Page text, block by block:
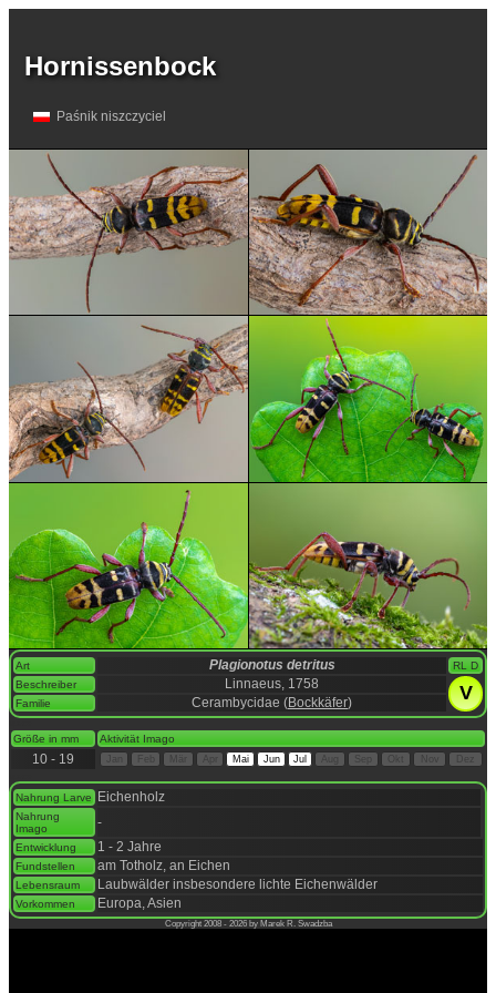
Hornissenbock
Paśnik niszczyciel
Art Plagionotus detritus
RL D
Beschreiber
Linnaeus, 1758 V
Familie Cerambycidae (Bockkäfer)
Größe in mm Aktivität Imago
10 - 19 Mai Jun Jul Sep Dez
Nahrung Larve Eichenholz
Nahrung
Imago
-
Entwicklung 1 - 2 Jahre
Fundstellen am Totholz, an Eichen
Lebensraum Laubwälder insbesondere lichte Eichenwälder
Vorkommen Europa, Asien
Copyright 2008 - 2026 by Marek R. Swadzba